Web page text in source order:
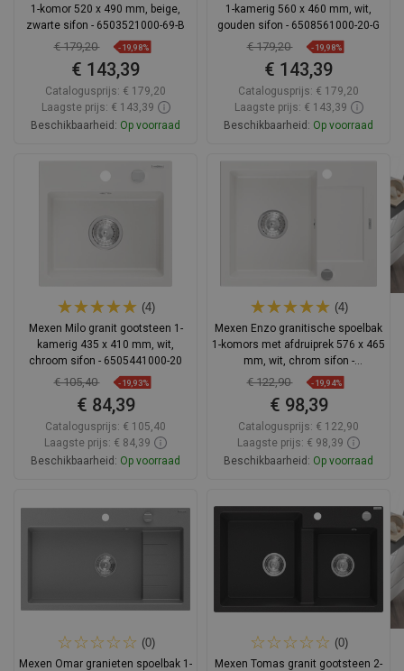
1-komor 520 x 490 mm, beige,
zwarte sifon - 6503521000-69-B
€ 179,20 -19,98%
€ 143,39
Catalogusprijs: € 179,20
Laagste prijs: € 143,39
Beschikbaarheid: Op voorraad
In winkelwagen
1-kamerig 560 x 460 mm, wit,
gouden sifon - 6508561000-20-G
€ 179,20 -19,98%
€ 143,39
Catalogusprijs: € 179,20
Laagste prijs: € 143,39
Beschikbaarheid: Op voorraad
(4)
Mexen Milo granit gootsteen 1-
kamerig 435 x 410 mm, wit,
chroom sifon - 6505441000-20
€ 105,40 -19,93%
€ 84,39
Catalogusprijs: € 105,40
Laagste prijs: € 84,39
Beschikbaarheid: Op voorraad
favorite_border Favoriet
Vergelijk
(4)
Mexen Enzo granitische spoelbak
1-komors met afdruiprek 576 x 465
mm, wit, chrom sifon -
6506571005-20
€ 122,90 -19,94%
€ 98,39
Catalogusprijs: € 122,90
Laagste prijs: € 98,39
Beschikbaarheid: Op voorraad
Favoriet
(0)
Mexen Omar granieten spoelbak 1-
(0)
Mexen Tomas granit gootsteen 2-